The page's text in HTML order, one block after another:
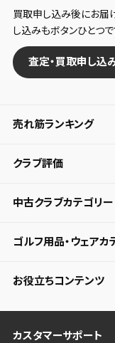
買取申し込み後にお届
し込みもボタンひとつで
査定・買取申し込
売れ筋ランキング
クラブ評価
中古クラブカテゴリー
ゴルフ用品・ウェアカ
お役立ちコンテンツ
カスタマーサポート